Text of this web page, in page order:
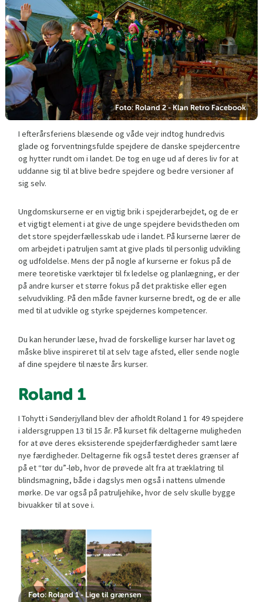
Foto: Roland 2 - Klan Retro Facebook
I efterårsferiens blæsende og våde vejr indtog hundredvis
glade og forventningsfulde spejdere de danske spejdercentre
og hytter rundt om i landet. De tog en uge ud af deres liv for at
uddanne sig til at blive bedre spejdere og bedre versioner af
sig selv.
Ungdomskurserne er en vigtig brik i spejderarbejdet, og de er
et vigtigt element i at give de unge spejdere bevidstheden om
det store spejderfællesskab ude i landet. På kurserne lærer de
om arbejdet i patruljen samt at give plads til personlig udvikling
og udfoldelse. Mens der på nogle af kurserne er fokus på de
mere teoretiske værktøjer til fx ledelse og planlægning, er der
på andre kurser et større fokus på det praktiske eller egen
selvudvikling. På den måde favner kurserne bredt, og de er alle
med til at udvikle og styrke spejdernes kompetencer.
Du kan herunder læse, hvad de forskellige kurser har lavet og
måske blive inspireret til at selv tage afsted, eller sende nogle
af dine spejdere til næste års kurser.
Roland 1
I Tohytt i Sønderjylland blev der afholdt Roland 1 for 49 spejdere
i aldersgruppen 13 til 15 år. På kurset fik deltagerne muligheden
for at øve deres eksisterende spejderfærdigheder samt lære
nye færdigheder. Deltagerne fik også testet deres grænser af
på et “tør du”-løb, hvor de prøvede alt fra at træklatring til
blindsmagning, både i dagslys men også i nattens ulmende
mørke. De var også på patruljehike, hvor de selv skulle bygge
bivuakker til at sove i.
Foto: Roland 1 - Lige til grænsen